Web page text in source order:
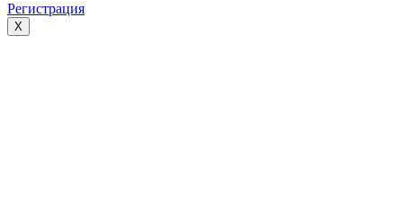
Регистрация
X